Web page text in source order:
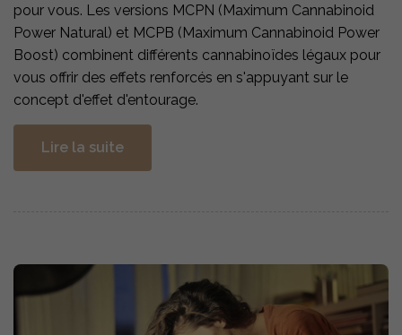
pour vous. Les versions MCPN (Maximum Cannabinoid
Power Natural) et MCPB (Maximum Cannabinoid Power
Boost) combinent différents cannabinoïdes légaux pour
vous offrir des effets renforcés en s'appuyant sur le
concept d'effet d'entourage.
Lire la suite